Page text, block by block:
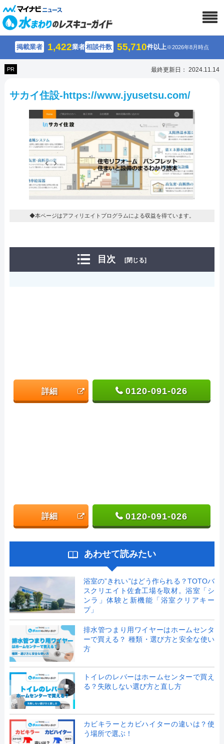
掲載業者 1,422業者相談件数 55,710件以上※2026年8月時点
PR 最終更新日： 2024.11.14
サカイ住設-https://www.jyusetsu.com/
◆本ページはアフィリエイトプログラムによる収益を得ています。
目次 [閉じる]
詳細 0120-091-026
詳細 0120-091-026
あわせて読みたい
浴室の”きれい”はどう作られる？TOTOバ
スクリエイト佐倉工場を取材。浴室「シ
ンラ」体験と新機能「浴室クリアキー
プ」
排水管つまり用ワイヤーはホームセンタ
ーで買える？ 種類・選び方と安全な使い
方
トイレのレバーはホームセンターで買え
る？失敗しない選び方と直し方
カビキラーとカビハイターの違いは？使
う場所で選ぶ！